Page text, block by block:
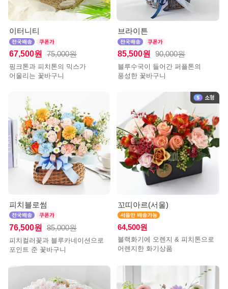
이터니티
67,500원 75,000원
핑크톤과 피치톤의 믹스가
어울리는 꽃바구니
브라이튼
85,500원 90,000원
블루수국이 들어간 퍼플톤의
풍성한 꽃바구니
피치블로썸
76,500원 85,000원
피치컬러꽃과 블루카네이션으로
포인트 준 꽃바구니
꼬띠아르(서울)
64,500원
블랙화기에 오렌지 & 피치톤으로
어렌지한 화기상품